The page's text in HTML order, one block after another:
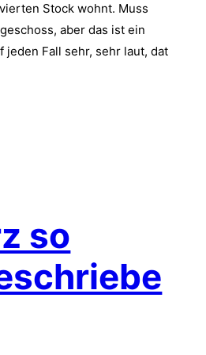
Stock wohnt. Muss
aber das ist ein
jeden Fall sehr, sehr laut, dat
so